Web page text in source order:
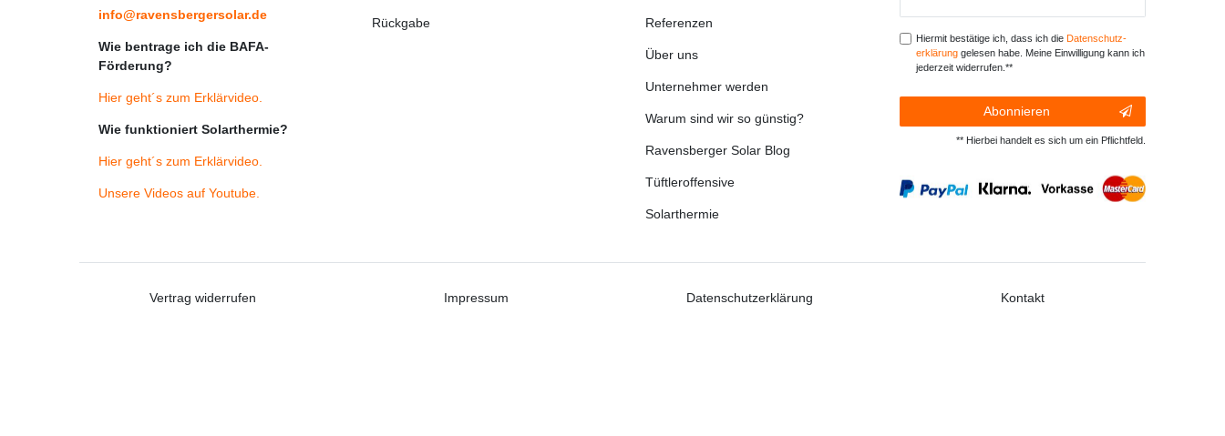
info@ravensbergersolar.de
Wie bentrage ich die BAFA-
Förderung?
Hier geht´s zum Erklärvideo
Wie funktioniert Solarthermie?
Hier geht´s zum Erklärvideo
Unsere Videos auf Youtube
Rückgabe Referenzen
Über uns
Unternehmer werden
Warum sind wir so günstig?
Ravensberger Solar Blog
Tüftleroffensive
Solarthermie
Hiermit bestätige ich, dass ich die Daten­schutz­
erklärunggelesen habe. Meine Einwilligung kann ich
jederzeit widerrufen.**
Abonnieren
** Hierbei handelt es sich um ein Pflichtfeld.
Vertrag widerrufen Impressum Datenschutzerklärung Kontakt